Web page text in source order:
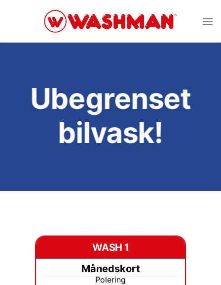
Ubegrenset
bilvask!
WASH 1
Månedskort
Polering